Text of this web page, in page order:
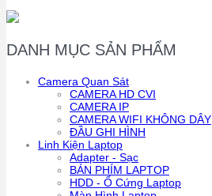
DANH MỤC SẢN PHẨM
Camera Quan Sát
CAMERA HD CVI
CAMERA IP
CAMERA WIFI KHÔNG DÂY
ĐẦU GHI HÌNH
Linh Kiện Laptop
Adapter - Sạc
BÁN PHÍM LAPTOP
HDD - Ổ Cứng Laptop